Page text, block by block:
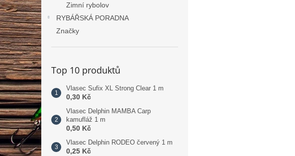
Zimní rybolov
RYBÁŘSKÁ PORADNA
Značky
Top 10 produktů
Vlasec Sufix XL Strong Clear 1 m
0,30 Kč
Vlasec Delphin MAMBA Carp
kamufláž 1 m
0,50 Kč
Vlasec Delphin RODEO červený 1 m
0,25 Kč